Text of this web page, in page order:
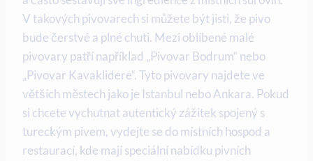
V takových pivovarech si můžete být jisti, že pivo
bude čerstvé a plné chuti. Mezi oblíbené malé
pivovary patří například „Pivovar Bodrum“ nebo
„Pivovar Kavaklidere“. Tyto pivovary najdete ve
větších městech jako je Istanbul nebo Ankara. Pokud
si chcete vychutnat autentický zážitek spojený s
tureckým pivem, vydejte se do místních hospod a
restaurací, kde mají speciální nabídku pivních